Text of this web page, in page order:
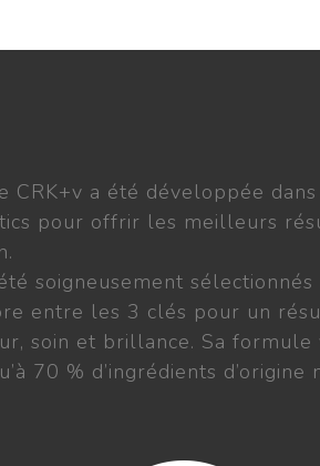
CRK+v a été développée
pour offrir les meilleurs
soigneusement
entre les 3 clés pour un
soin et brillance. Sa formule
70 % d’ingrédients d’origine